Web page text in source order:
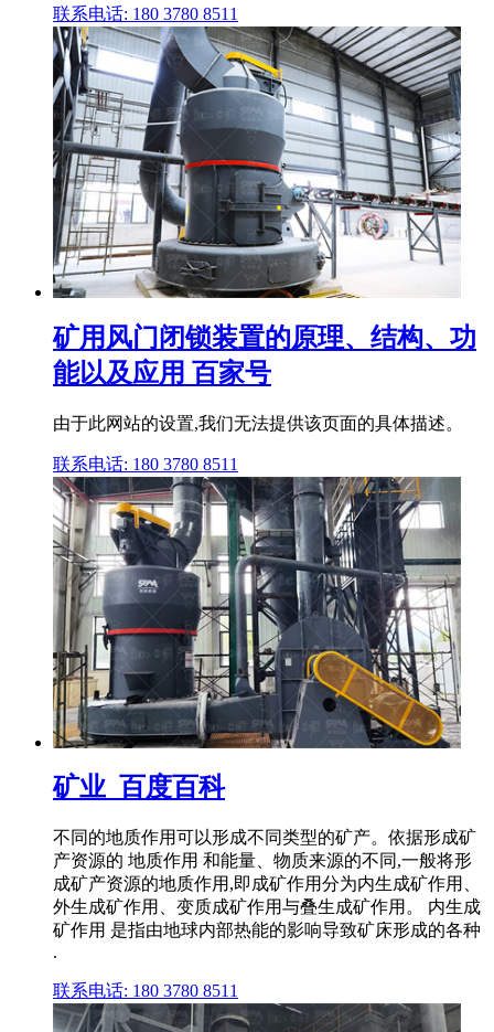
联系电话: 180 3780 8511
矿用风门闭锁装置的原理、结构、功
能以及应用 百家号
由于此网站的设置,我们无法提供该页面的具体描述。
联系电话: 180 3780 8511
矿业_百度百科
不同的地质作用可以形成不同类型的矿产。依据形成矿
产资源的 地质作用 和能量、物质来源的不同,一般将形
成矿产资源的地质作用,即成矿作用分为内生成矿作用、
外生成矿作用、变质成矿作用与叠生成矿作用。 内生成
矿作用 是指由地球内部热能的影响导致矿床形成的各种
.
联系电话: 180 3780 8511